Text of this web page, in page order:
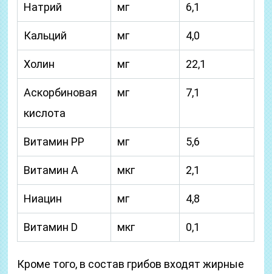
Натрий мг 6,1
Кальций мг 4,0
Холин мг 22,1
Аскорбиновая
кислота
мг 7,1
Витамин РР мг 5,6
Витамин А мкг 2,1
Ниацин мг 4,8
Витамин D мкг 0,1
Кроме того, в состав грибов входят жирные